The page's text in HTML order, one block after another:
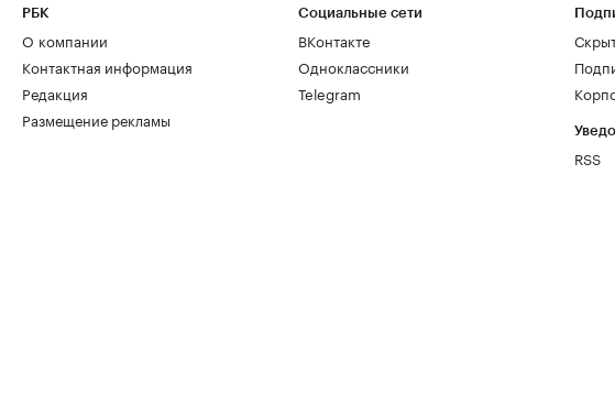
РБК
О компании
Контактная информация
Редакция
Размещение рекламы
Социальные сети
ВКонтакте
Одноклассники
Telegram
RSS